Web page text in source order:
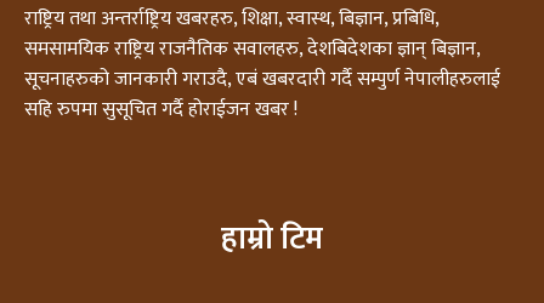
राष्ट्रिय तथा अन्तर्राष्ट्रिय खबरहरु, शिक्षा, स्वास्थ, बिज्ञान, प्रबिधि,
समसामयिक राष्ट्रिय राजनैतिक सवालहरु, देशबिदेशका ज्ञान् बिज्ञान,
सूचनाहरुको जानकारी गराउदै, एबं खबरदारी गर्दै सम्पुर्ण नेपालीहरुलाई
सहि रुपमा सुसूचित गर्दै होराईजन खबर !
हाम्रो टिम